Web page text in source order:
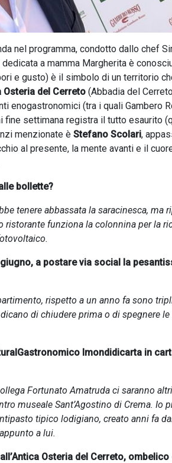
nel programma, condotto dallo chef
a mamma Margherita è
e gusto) è il simbolo di un territorio
Osteria del Cerreto (Abbadia del
enogastronomici (tra i quali Gambero
fine settimana registra il tutto esaurito
menzionate è Stefano Scolari,
al presente, la mente avanti e il
bollette?
tenere abbassata la saracinesca, ma
funziona la colonnina per la
a postare via social la
rispetto a un anno fa sono
di chiudere prima o di spegnere
Imondidicarta in
Fortunato Amatruda ci saranno
museale Sant’Agostino di Crema. Io
tipico lodigiano, creato anni fa
a lui.
Osteria del Cerreto,